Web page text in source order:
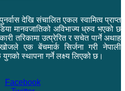
देखि संचालित एकल स्वामित्व प्राप्त
मानवजातिको अविभाज्य ध्रुव भएको छ
तरिकामा उत्प्रेरित र सचेत पार्ने अथाह
एक बेंचमार्क सिर्जना गरी नेपाली
युगको स्थापना गर्ने लक्ष्य लिएको छ।
Facebook